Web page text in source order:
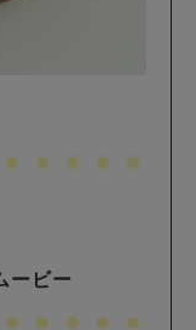
ービー